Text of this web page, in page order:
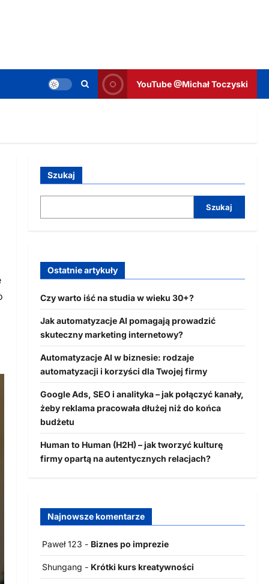
YouTube @Michał Toczyski
Szukaj
Szukaj
Ostatnie artykuły
Czy warto iść na studia w wieku 30+?
Jak automatyzacje AI pomagają prowadzić
skuteczny marketing internetowy?
Automatyzacje AI w biznesie: rodzaje
automatyzacji i korzyści dla Twojej firmy
Google Ads, SEO i analityka – jak połączyć kanały,
żeby reklama pracowała dłużej niż do końca
budżetu
Human to Human (H2H) – jak tworzyć kulturę
firmy opartą na autentycznych relacjach?
Najnowsze komentarze
Paweł 123 - Biznes po imprezie
Shungang - Krótki kurs kreatywności